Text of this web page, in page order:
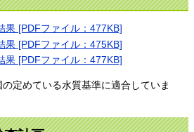
果 [PDFファイル：477KB]
果 [PDFファイル：475KB]
果 [PDFファイル：477KB]
定めている水質基準に適合していま